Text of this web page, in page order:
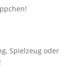
Spielzeug oder